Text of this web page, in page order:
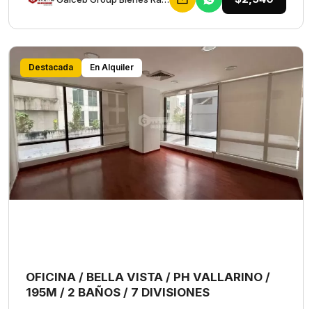
Destacada En Alquiler
OFICINA / BELLA VISTA / PH VALLARINO /
195M / 2 BAÑOS / 7 DIVISIONES